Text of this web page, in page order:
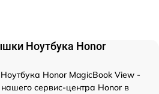
Ноутбука Honor
Honor MagicBook View -
сервис-центра Honor в